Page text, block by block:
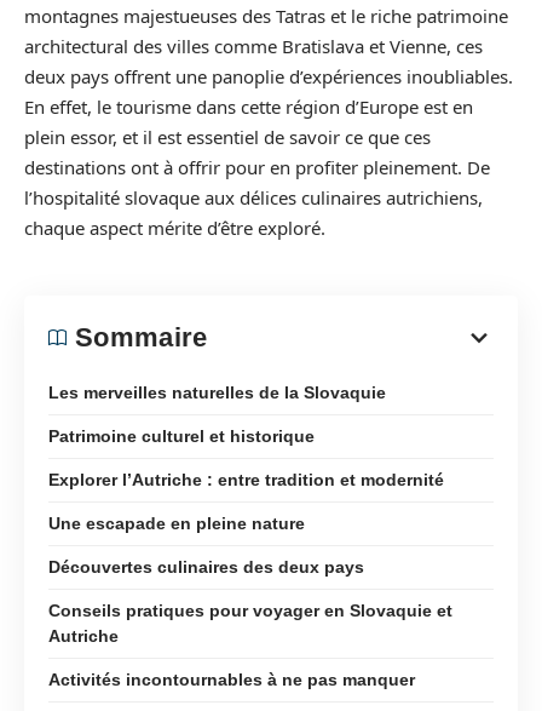
montagnes majestueuses des Tatras et le riche patrimoine
architectural des villes comme Bratislava et Vienne, ces
deux pays offrent une panoplie d’expériences inoubliables.
En effet, le tourisme dans cette région d’Europe est en
plein essor, et il est essentiel de savoir ce que ces
destinations ont à offrir pour en profiter pleinement. De
l’hospitalité slovaque aux délices culinaires autrichiens,
chaque aspect mérite d’être exploré.
Sommaire
Les merveilles naturelles de la Slovaquie
Patrimoine culturel et historique
Explorer l’Autriche : entre tradition et modernité
Une escapade en pleine nature
Découvertes culinaires des deux pays
Conseils pratiques pour voyager en Slovaquie et
Autriche
Activités incontournables à ne pas manquer